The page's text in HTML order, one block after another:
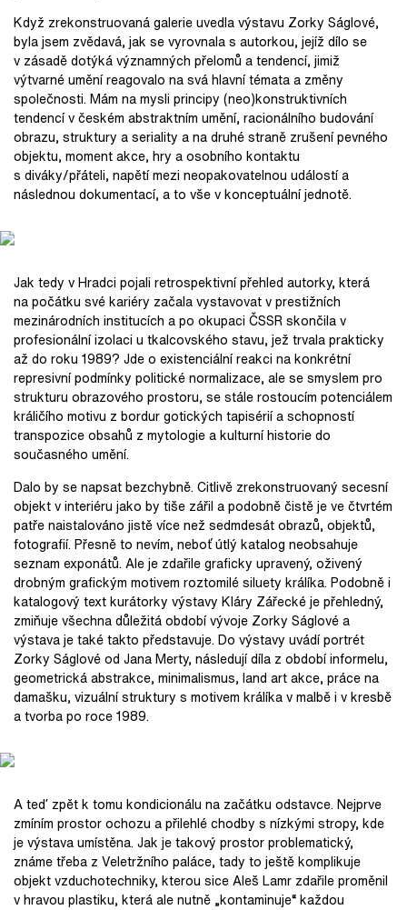
Když zrekonstruovaná galerie uvedla výstavu Zorky Ságlové,
byla jsem zvědavá, jak se vyrovnala s autorkou, jejíž dílo se
v zásadě dotýká významných přelomů a tendencí, jimiž
výtvarné umění reagovalo na svá hlavní témata a změny
společnosti. Mám na mysli principy (neo)konstruktivních
tendencí v českém abstraktním umění, racionálního budování
obrazu, struktury a seriality a na druhé straně zrušení pevného
objektu, moment akce, hry a osobního kontaktu
s diváky/přáteli, napětí mezi neopakovatelnou událostí a
následnou dokumentací, a to vše v konceptuální jednotě.
Jak tedy v Hradci pojali retrospektivní přehled autorky, která
na počátku své kariéry začala vystavovat v prestižních
mezinárodních institucích a po okupaci ČSSR skončila v
profesionální izolaci u tkalcovského stavu, jež trvala prakticky
až do roku 1989? Jde o existenciální reakci na konkrétní
represivní podmínky politické normalizace, ale se smyslem pro
strukturu obrazového prostoru, se stále rostoucím potenciálem
králičího motivu z bordur gotických tapisérií a schopností
transpozice obsahů z mytologie a kulturní historie do
současného umění.
Dalo by se napsat bezchybně. Citlivě zrekonstruovaný secesní
objekt v interiéru jako by tiše zářil a podobně čistě je ve čtvrtém
patře naistalováno jistě více než sedmdesát obrazů, objektů,
fotografií. Přesně to nevím, neboť útlý katalog neobsahuje
seznam exponátů. Ale je zdařile graficky upravený, oživený
drobným grafickým motivem roztomilé siluety králíka. Podobně i
katalogový text kurátorky výstavy Kláry Zářecké je přehledný,
zmiňuje všechna důležitá období vývoje Zorky Ságlové a
výstava je také takto představuje. Do výstavy uvádí portrét
Zorky Ságlové od Jana Merty, následují díla z období informelu,
geometrická abstrakce, minimalismus, land art akce, práce na
damašku, vizuální struktury s motivem králíka v malbě i v kresbě
a tvorba po roce 1989.
A teď zpět k tomu kondicionálu na začátku odstavce. Nejprve
zmíním prostor ochozu a přilehlé chodby s nízkými stropy, kde
je výstava umístěna. Jak je takový prostor problematický,
známe třeba z Veletržního paláce, tady to ještě komplikuje
objekt vzduchotechniky, kterou sice Aleš Lamr zdařile proměnil
v hravou plastiku, která ale nutně „kontaminuje“ každou